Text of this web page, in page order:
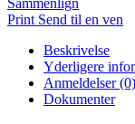
44cm,
lilla,
varmebestandig,
uperforeret
antal
Print Send til en ven
Beskrivelse
Yderligere
Anmeldelser (0)
Dokumenter